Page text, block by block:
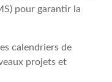
pour garantir la
calendriers de
projets et